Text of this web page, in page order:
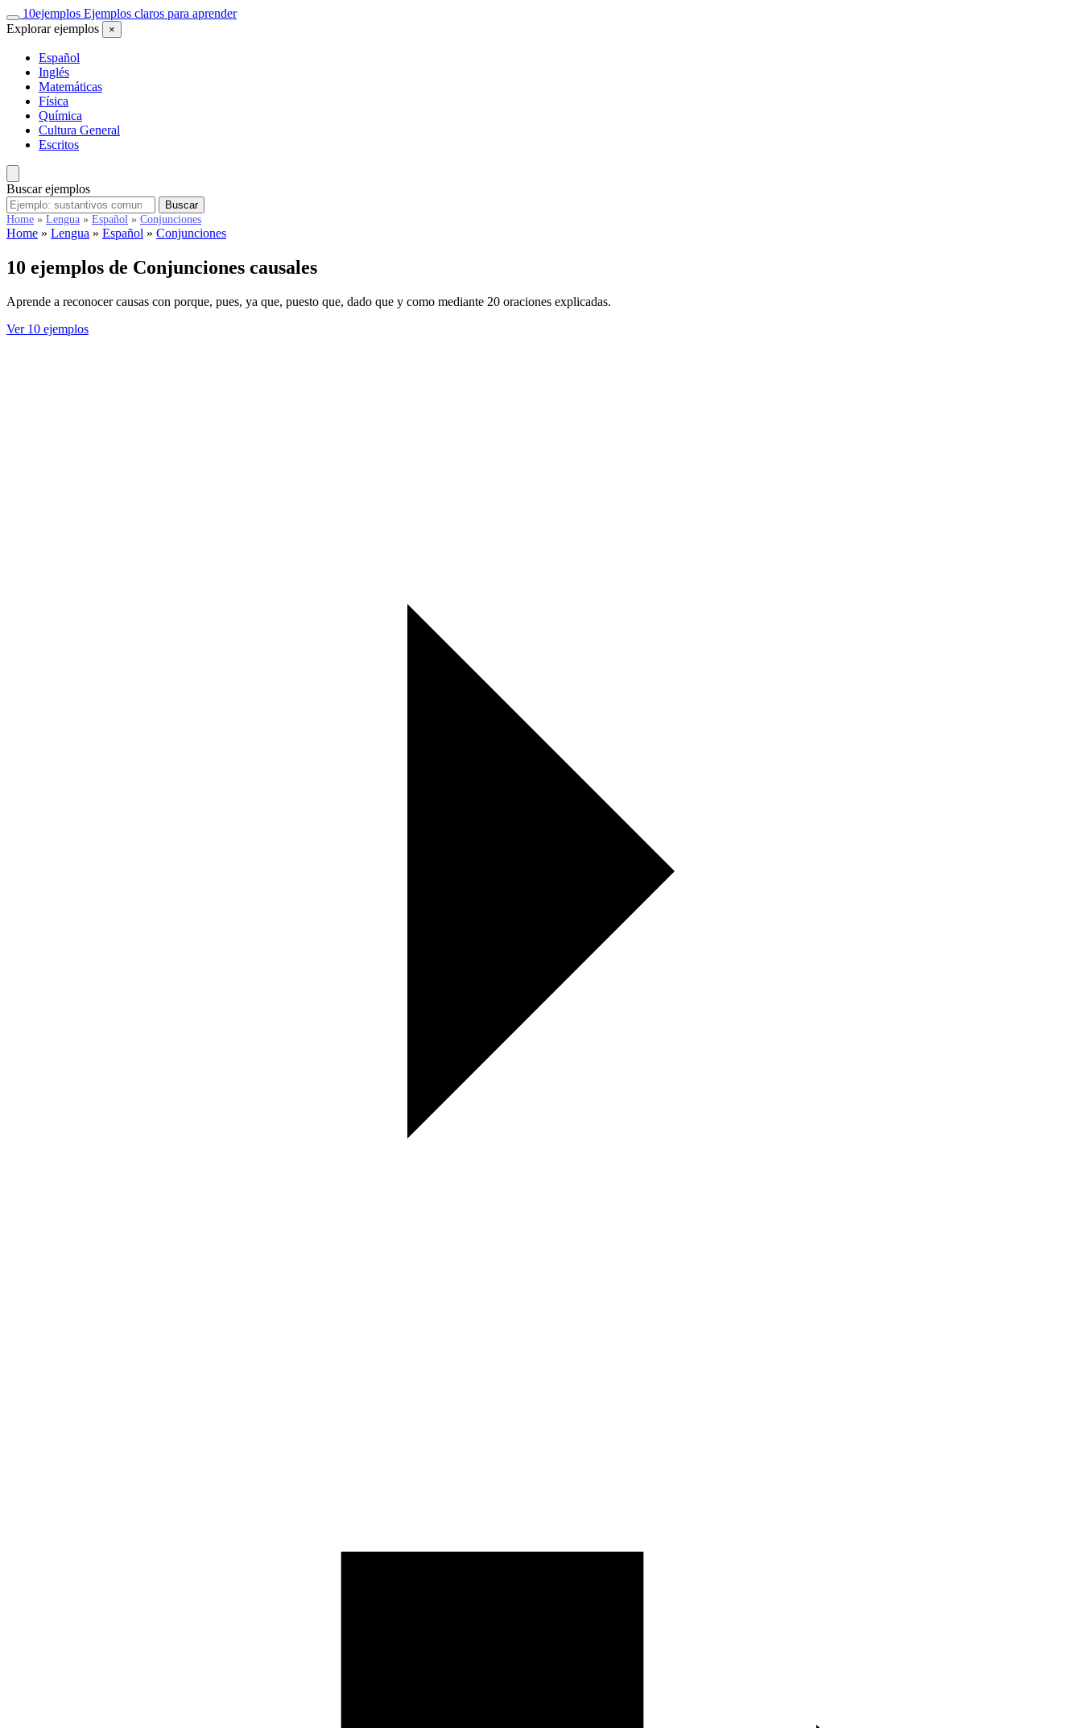
Saltar
al
10ejemplos Ejemplos claros para aprender
Explorar ejemplos
×
Español
Inglés
Matemáticas
Física
Química
Cultura General
Escritos
Buscar ejemplos
Buscar
ejemplos
Buscar
Home » Lengua » Español » Conjunciones
Home » Lengua » Español » Conjunciones
10 ejemplos de Conjunciones causales
Aprende a reconocer causas con porque, pues, ya que, puesto que, dado que y como mediante 20 oraciones explicadas.
Ver 10 ejemplos